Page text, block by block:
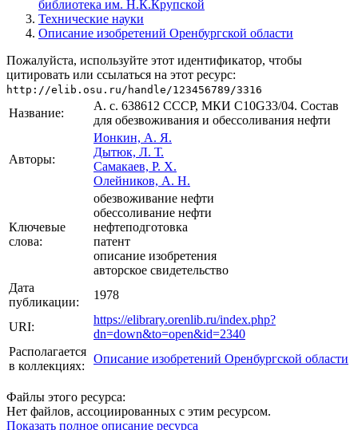
библиотека им. Н.К.Крупской
Технические науки
Описание изобретений Оренбургской области
Пожалуйста, используйте этот идентификатор, чтобы
цитировать или ссылаться на этот ресурс:
http://elib.osu.ru/handle/123456789/3316
Название:
А. с. 638612 СССР, МКИ C10G33/04. Состав
для обезвоживания и обессоливания нефти
Авторы:
Ионкин, А. Я.
Дытюк, Л. Т.
Самакаев, Р. Х.
Олейников, А. Н.
Ключевые
слова:
обезвоживание нефти
обессоливание нефти
нефтеподготовка
патент
описание изобретения
авторское свидетельство
Дата
публикации:
1978
URI:
https://elibrary.orenlib.ru/index.php?
dn=down&to=open&id=2340
Располагается
в коллекциях:
Описание изобретений Оренбургской области
Файлы этого ресурса:
Нет файлов, ассоциированных с этим ресурсом.
Показать полное описание ресурса